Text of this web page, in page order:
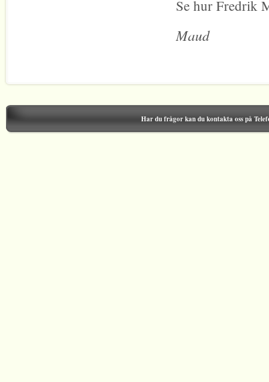
Se hur Fredrik
Maud
Har du frågor kan du kontakta oss på